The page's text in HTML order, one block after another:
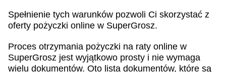
Spełnienie tych warunków pozwoli Ci skorzystać z
oferty pożyczki online w SuperGrosz.
Proces otrzymania pożyczki na raty online w
SuperGrosz jest wyjątkowo prosty i nie wymaga
wielu dokumentów. Oto lista dokumentów, które są